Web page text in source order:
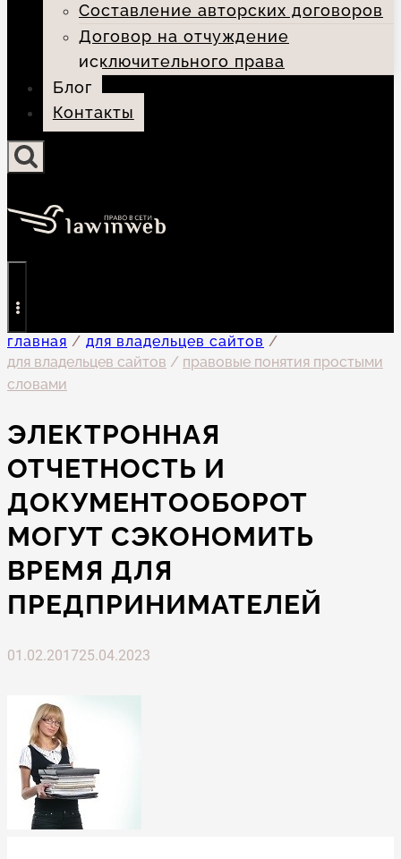
Составление авторских договоров
Договор на отчуждение
исключительного права
Блог
Контакты
главная / для владельцев сайтов /
для владельцев сайтов / правовые понятия простыми
словами
ЭЛЕКТРОННАЯ
ОТЧЕТНОСТЬ И
ДОКУМЕНТООБОРОТ
МОГУТ СЭКОНОМИТЬ
ВРЕМЯ ДЛЯ
ПРЕДПРИНИМАТЕЛЕЙ
01.02.201725.04.2023